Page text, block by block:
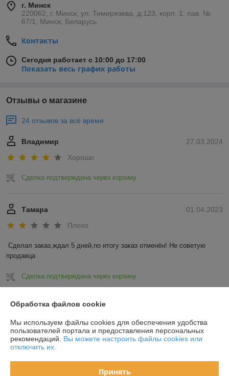
г. Минск
220062, г. Минск, ул. Тимирязева, д.123, корп. 1, пав. №
67/1, Минск, Беларусь
Контакты
Сегодня работает с 10:00 до 17:00
Показать весь график работы
Отзывы о магазине
24 отзывов за всё время
27.03.2024
Владимир
Хорошо
Сделка подтверждена через корзину
01.04.2023
Тамара
Плохо
Сделал заказ,ждал 5 дней,по итогу заказ отменён! Не советую
продавца
Сделка подтверждена через корзину
Показать все отзывы
О нас
Контакты
Обработка файлов cookie
Мы используем файлы cookies для обеспечения удобства
пользователей портала и предоставления персональных
рекомендаций. Вы можете настроить файлы cookies или
отключить их.
Принять